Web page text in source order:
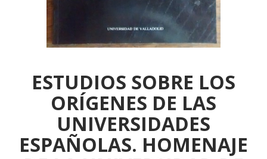
ESTUDIOS SOBRE LOS
ORÍGENES DE LAS
UNIVERSIDADES
ESPAÑOLAS. HOMENAJE